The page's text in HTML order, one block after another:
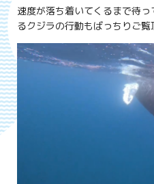
速度が落ち着いてくるまで待
るクジラの行動もばっちりご覧